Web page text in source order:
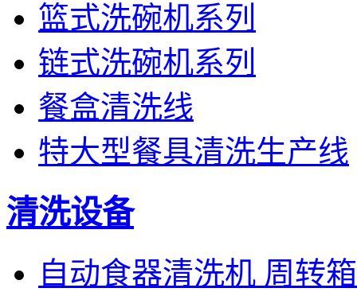
篮式洗碗机系列
链式洗碗机系列
餐盒清洗线
特大型餐具清洗生产线
清洗设备
自动食器清洗机 周转